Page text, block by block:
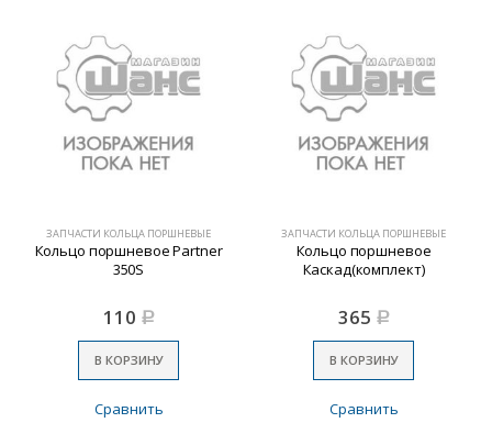
ЗАПЧАСТИ КОЛЬЦА ПОРШНЕВЫЕ
Кольцо поршневое Partner
350S
110 Р
В КОРЗИНУ
Сравнить
ЗАПЧАСТИ КОЛЬЦА ПОРШНЕВЫЕ
Кольцо поршневое
Каскад(комплект)
365 Р
В КОРЗИНУ
Сравнить